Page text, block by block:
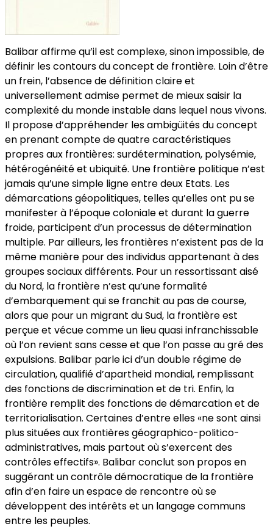
Balibar affirme qu’il est complexe, sinon impossible, de
définir les contours du concept de frontière. Loin d’être
un frein, l’absence de définition claire et
universellement admise permet de mieux saisir la
complexité du monde instable dans lequel nous vivons.
Il propose d’appréhender les ambigüités du concept
en prenant compte de quatre caractéristiques
propres aux frontières: surdétermination, polysémie,
hétérogénéité et ubiquité. Une frontière politique n’est
jamais qu’une simple ligne entre deux Etats. Les
démarcations géopolitiques, telles qu’elles ont pu se
manifester à l’époque coloniale et durant la guerre
froide, participent d’un processus de détermination
multiple. Par ailleurs, les frontières n’existent pas de la
même manière pour des individus appartenant à des
groupes sociaux différents. Pour un ressortissant aisé
du Nord, la frontière n’est qu’une formalité
d’embarquement qui se franchit au pas de course,
alors que pour un migrant du Sud, la frontière est
perçue et vécue comme un lieu quasi infranchissable
où l’on revient sans cesse et que l’on passe au gré des
expulsions. Balibar parle ici d’un double régime de
circulation, qualifié d’apartheid mondial, remplissant
des fonctions de discrimination et de tri. Enfin, la
frontière remplit des fonctions de démarcation et de
territorialisation. Certaines d’entre elles «ne sont ainsi
plus situées aux frontières géographico-politico-
administratives, mais partout où s’exercent des
contrôles effectifs». Balibar conclut son propos en
suggérant un contrôle démocratique de la frontière
afin d’en faire un espace de rencontre où se
développent des intérêts et un langage communs
entre les peuples.